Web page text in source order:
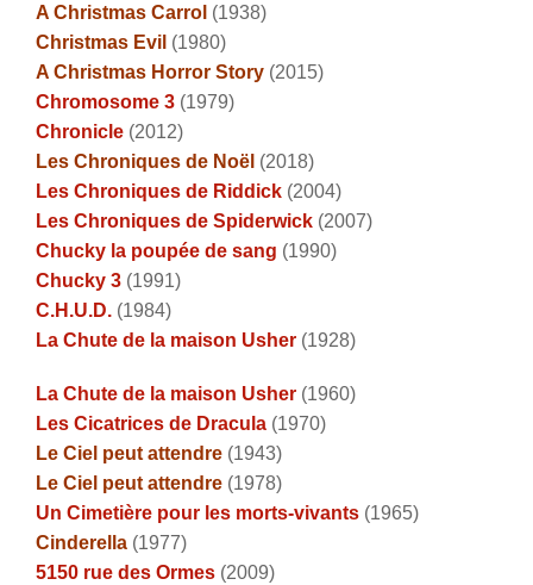
A Christmas Carrol (1938)
Christmas Evil (1980)
A Christmas Horror Story (2015)
Chromosome 3 (1979)
Chronicle (2012)
Les Chroniques de Noël (2018)
Les Chroniques de Riddick (2004)
Les Chroniques de Spiderwick (2007)
Chucky la poupée de sang (1990)
Chucky 3 (1991)
C.H.U.D. (1984)
La Chute de la maison Usher (1928)
La Chute de la maison Usher (1960)
Les Cicatrices de Dracula (1970)
Le Ciel peut attendre (1943)
Le Ciel peut attendre (1978)
Un Cimetière pour les morts-vivants (1965)
Cinderella (1977)
5150 rue des Ormes (2009)